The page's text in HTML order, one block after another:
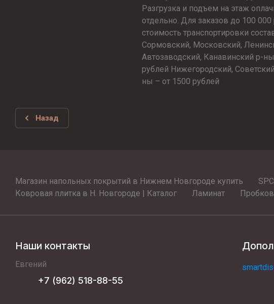
Разгрузка и подъем на этаж
отдельно. Для заказов до 100 000
стоимость транспортировки
Сормовский, Московский,
Автозаводский, Канавинский р-
рублей Нижегородский,
ны – от 1500 рублей
Назад
Магазин напольных покрытий в Нижнем Новгороде купить
Ковровая плитка в Н. Новгороде | Каталог
Ламинат
Наши контакты
Евгений
+7 (962) 518-88-55